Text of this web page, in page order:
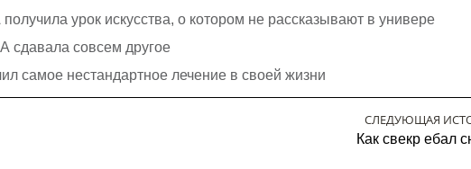
урок искусства, о котором не рассказывают в универе
сдавала совсем другое
самое нестандартное лечение в своей жизни
СЛЕДУЮЩАЯ
Как свекр ебал